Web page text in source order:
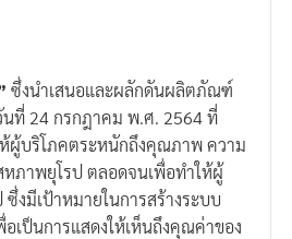
ซึ่งนำเสนอและผลักดันผลิตภัณฑ์
นที่ 24 กรกฎาคม พ.ศ. 2564 ที่
ผู้บริโภคตระหนักถึงคุณภาพ ความ
ภาพยุโรป ตลอดจนเพื่อทำให้ผู้
งมีเป้าหมายในการสร้างระบบ
เป็นการแสดงให้เห็นถึงคุณค่าของ